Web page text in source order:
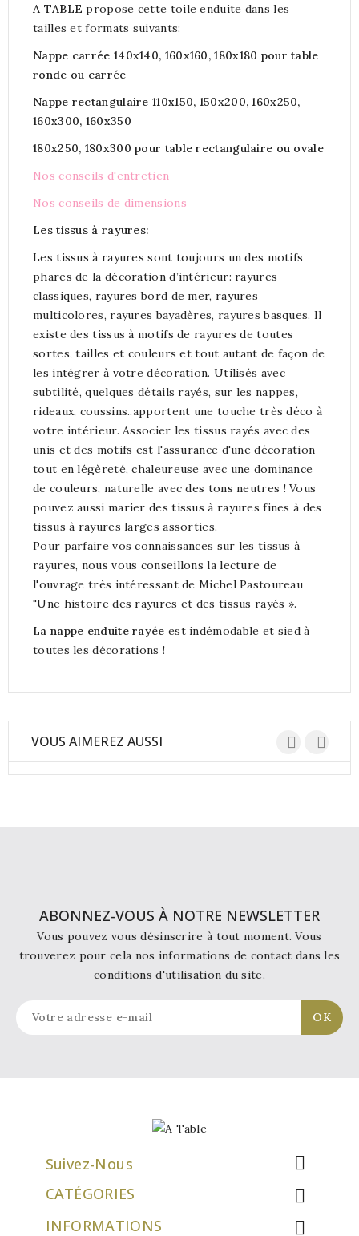
A TABLE propose cette toile enduite dans les
tailles et formats suivants:
Nappe carrée 140x140, 160x160, 180x180 pour table
ronde ou carrée
Nappe rectangulaire 110x150, 150x200, 160x250,
160x300, 160x350
180x250, 180x300 pour table rectangulaire ou ovale
Nos conseils d'entretien
Nos conseils de dimensions
Les tissus à rayures:
Les tissus à rayures sont toujours un des motifs
phares de la décoration d’intérieur: rayures
classiques, rayures bord de mer, rayures
multicolores, rayures bayadères, rayures basques. Il
existe des tissus à motifs de rayures de toutes
sortes, tailles et couleurs et tout autant de façon de
les intégrer à votre décoration. Utilisés avec
subtilité, quelques détails rayés, sur les nappes,
rideaux, coussins..apportent une touche très déco à
votre intérieur. Associer les tissus rayés avec des
unis et des motifs est l'assurance d'une décoration
tout en légèreté, chaleureuse avec une dominance
de couleurs, naturelle avec des tons neutres ! Vous
pouvez aussi marier des tissus à rayures fines à des
tissus à rayures larges assorties.
Pour parfaire vos connaissances sur les tissus à
rayures, nous vous conseillons la lecture de
l'ouvrage très intéressant de Michel Pastoureau
"Une histoire des rayures et des tissus rayés ».
La nappe enduite rayée est indémodable et sied à
toutes les décorations !
VOUS AIMEREZ AUSSI
ABONNEZ-VOUS À NOTRE NEWSLETTER
Vous pouvez vous désinscrire à tout moment. Vous
trouverez pour cela nos informations de contact dans les
conditions d'utilisation du site.
Suivez-Nous 
CATÉGORIES 
INFORMATIONS 